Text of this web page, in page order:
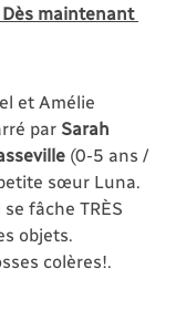
maintenant
et Amélie
par Sarah
(0-5 ans /
sœur Luna.
fâche TRÈS
objets.
colères!.